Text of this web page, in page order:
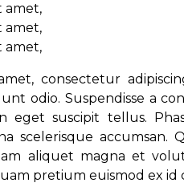
amet,
amet,
amet,
consectetur
odio. Suspendisse a
eget suscipit tellus.
scelerisque accumsan.
aliquet magna et
pretium euismod ex id